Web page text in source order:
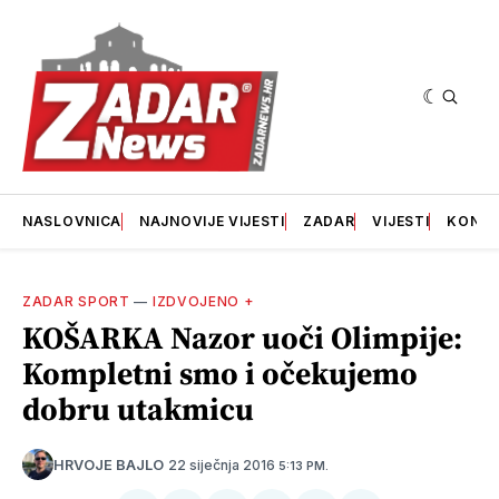
NASLOVNICA NAJNOVIJE VIJESTI ZADAR VIJESTI
ZADAR SPORT — IZDVOJENO +
KOŠARKA Nazor uoči Olimpije:
Kompletni smo i očekujemo
dobru utakmicu
HRVOJE BAJLO 22 siječnja 2016 5:13 PM.